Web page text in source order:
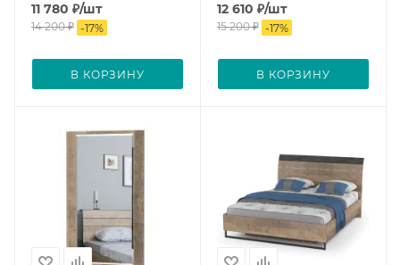
11 780 ₽/шт
14 200₽ -17%
В КОРЗИНУ
12 610 ₽/шт
15 200₽ -17%
В КОРЗИНУ